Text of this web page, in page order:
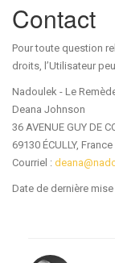
Contact
Pour toute question
droits, l’Utilisateur
Nadoulek - Le
Deana Johnson
36 AVENUE GUY DE
69130 ÉCULLY, France
Courriel :
Date de dernière